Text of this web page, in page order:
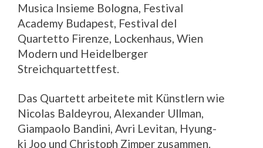
Musica Insieme Bologna, Festival
Academy Budapest, Festival del
Quartetto Firenze, Lockenhaus, Wien
Modern und Heidelberger
Streichquartettfest.
Das Quartett arbeitete mit Künstlern wie
Nicolas Baldeyrou, Alexander Ullman,
Giampaolo Bandini, Avri Levitan, Hyung-
ki Joo und Christoph Zimper zusammen.